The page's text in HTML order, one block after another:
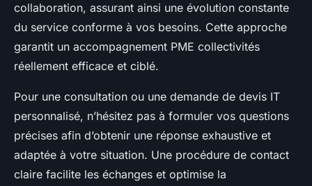
collaboration, assurant ainsi une évolution constante
du service conforme à vos besoins. Cette approche
garantit un accompagnement PME collectivités
réellement efficace et ciblé.
Pour une consultation ou une demande de devis IT
personnalisé, n’hésitez pas à formuler vos questions
précises afin d’obtenir une réponse exhaustive et
adaptée à votre situation. Une procédure de contact
claire facilite les échanges et optimise la